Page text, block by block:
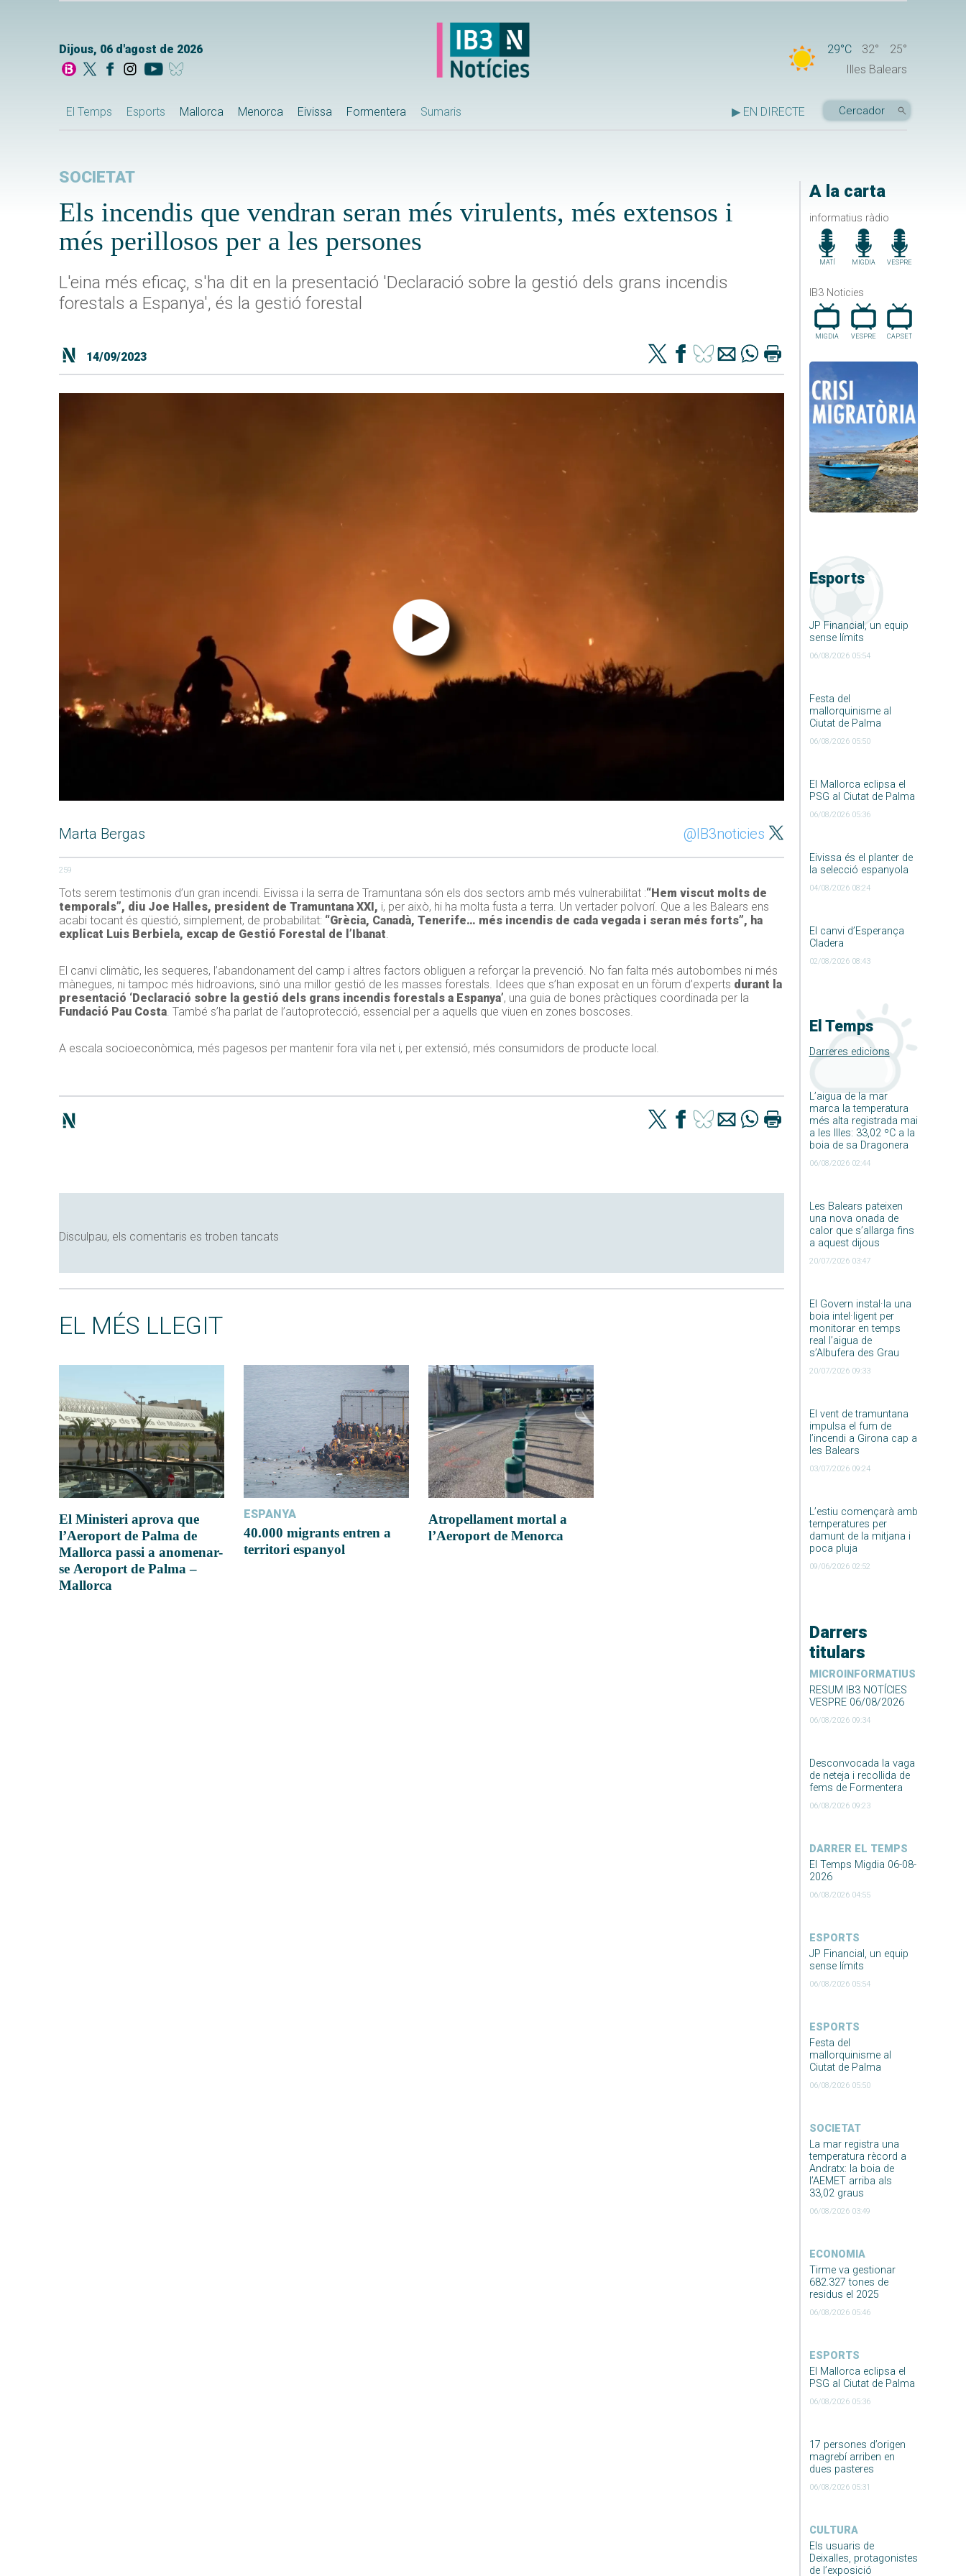
Dijous, 06 d'agost de 2026 29°C 32°
25°
Illes Balears
El Temps Esports Mallorca Menorca Eivissa Formentera Sumaris ▶ EN DIRECTE
A la carta
informatius ràdio
MATÍ MIGDIA VESPRE
IB3 Noticies
MIGDIA VESPRE CAP.SET
Esports
JP Financial, un equip
sense límits
06/08/2026 05:54
Festa del
mallorquinisme al
Ciutat de Palma
06/08/2026 05:50
El Mallorca eclipsa el
PSG al Ciutat de Palma
06/08/2026 05:36
Eivissa és el planter de
la selecció espanyola
04/08/2026 08:24
El canvi d’Esperança
Cladera
02/08/2026 08:43
El Temps
Darreres edicions
L’aigua de la mar
marca la temperatura
més alta registrada mai
a les Illes: 33,02 ºC a la
boia de sa Dragonera
06/08/2026 02:44
Les Balears pateixen
una nova onada de
calor que s’allarga fins
a aquest dijous
20/07/2026 03:47
El Govern instal·la una
boia intel·ligent per
monitorar en temps
real l’aigua de
s’Albufera des Grau
20/07/2026 09:33
El vent de tramuntana
impulsa el fum de
l’incendi a Girona cap a
les Balears
03/07/2026 09:24
L’estiu començarà amb
temperatures per
damunt de la mitjana i
poca pluja
09/06/2026 02:52
Darrers
titulars
MICROINFORMATIUS
RESUM IB3 NOTÍCIES
VESPRE 06/08/2026
06/08/2026 09:34
Desconvocada la vaga
de neteja i recollida de
fems de Formentera
06/08/2026 09:23
DARRER EL TEMPS
El Temps Migdia 06-08-
2026
06/08/2026 04:55
ESPORTS
JP Financial, un equip
sense límits
06/08/2026 05:54
ESPORTS
Festa del
mallorquinisme al
Ciutat de Palma
06/08/2026 05:50
SOCIETAT
La mar registra una
temperatura rècord a
Andratx: la boia de
l’AEMET arriba als
33,02 graus
06/08/2026 03:49
ECONOMIA
Tirme va gestionar
682.327 tones de
residus el 2025
06/08/2026 05:46
ESPORTS
El Mallorca eclipsa el
PSG al Ciutat de Palma
06/08/2026 05:36
17 persones d’origen
magrebí arriben en
dues pasteres
06/08/2026 05:31
CULTURA
Els usuaris de
Deixalles, protagonistes
de l’exposició
SOCIETAT
Els incendis que vendran seran més virulents, més extensos i
més perillosos per a les persones
L'eina més eficaç, s'ha dit en la presentació 'Declaració sobre la gestió dels grans incendis
forestals a Espanya', és la gestió forestal
14/09/2023
Marta Bergas @IB3noticies
259
Tots serem testimonis d’un gran incendi. Eivissa i la serra de Tramuntana són els dos sectors amb més vulnerabilitat :“Hem viscut molts de
temporals”, diu Joe Halles, president de Tramuntana XXI, i, per això, hi ha molta fusta a terra. Un vertader polvorí. Que a les Balears ens
acabi tocant és qüestió, simplement, de probabilitat: “Grècia, Canadà, Tenerife… més incendis de cada vegada i seran més forts”, ha
explicat Luis Berbiela, excap de Gestió Forestal de l’Ibanat.
El canvi climàtic, les sequeres, l’abandonament del camp i altres factors obliguen a reforçar la prevenció. No fan falta més autobombes ni més
mànegues, ni tampoc més hidroavions, sinó una millor gestió de les masses forestals. Idees que s’han exposat en un fòrum d’experts durant la
presentació ‘Declaració sobre la gestió dels grans incendis forestals a Espanya’, una guia de bones pràctiques coordinada per la
Fundació Pau Costa. També s’ha parlat de l’autoprotecció, essencial per a aquells que viuen en zones boscoses.
A escala socioeconòmica, més pagesos per mantenir fora vila net i, per extensió, més consumidors de producte local.
Disculpau, els comentaris es troben tancats
EL MÉS LLEGIT
El Ministeri aprova que
l’Aeroport de Palma de
Mallorca passi a anomenar-
se Aeroport de Palma –
Mallorca
ESPANYA
40.000 migrants entren a
territori espanyol
Atropellament mortal a
l’Aeroport de Menorca